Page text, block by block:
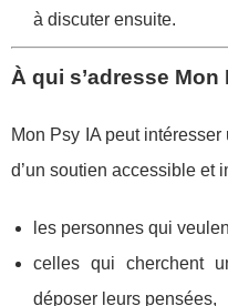
à discuter ensuite.
À qui s’adresse Mon
Mon Psy IA peut
d’un soutien accessible et
les personnes qui
celles qui cherchent
déposer leurs pensées,